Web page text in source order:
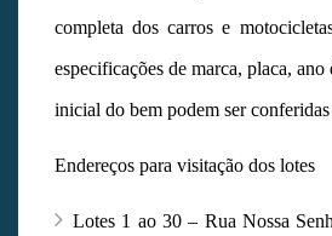
completa dos carros e
especificações de marca, placa,
inicial do bem podem ser
Endereços para visitação dos lotes
Lotes 1 ao 30 – Rua Nossa